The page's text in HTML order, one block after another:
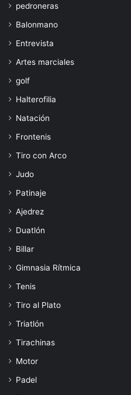
pedroneras
Balonmano
Entrevista
Artes marciales
golf
Halterofilia
Natación
Frontenis
Tiro con Arco
Judo
Patinaje
Ajedrez
Duatlón
Billar
Gimnasia Rítmica
Tenis
Tiro al Plato
Triatlón
Tirachinas
Motor
Padel